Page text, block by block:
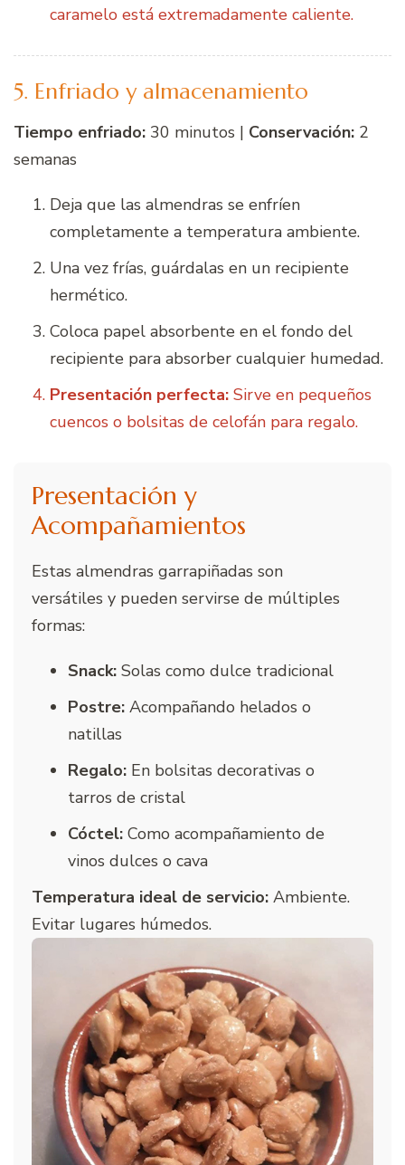
caramelo está extremadamente caliente.
5. Enfriado y almacenamiento
Tiempo enfriado: 30 minutos | Conservación: 2
semanas
Deja que las almendras se enfríen
completamente a temperatura ambiente.
Una vez frías, guárdalas en un recipiente
hermético.
Coloca papel absorbente en el fondo del
recipiente para absorber cualquier humedad.
Presentación perfecta: Sirve en pequeños
cuencos o bolsitas de celofán para regalo.
Presentación y
Acompañamientos
Estas almendras garrapiñadas son
versátiles y pueden servirse de múltiples
formas:
Snack: Solas como dulce tradicional
Postre: Acompañando helados o
natillas
Regalo: En bolsitas decorativas o
tarros de cristal
Cóctel: Como acompañamiento de
vinos dulces o cava
Temperatura ideal de servicio: Ambiente.
Evitar lugares húmedos.